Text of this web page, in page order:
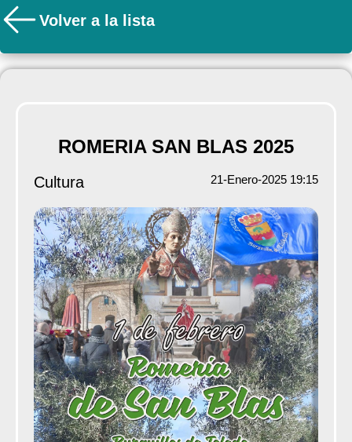
Volver a la lista
ROMERIA SAN BLAS 2025
Cultura 21-Enero-2025 19:15